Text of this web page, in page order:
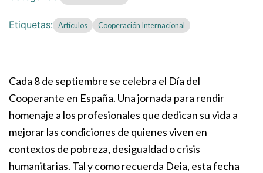
Etiquetas: Artículos Cooperación Internacional
Cada 8 de septiembre se celebra el Día del
Cooperante en España. Una jornada para rendir
homenaje a los profesionales que dedican su vida a
mejorar las condiciones de quienes viven en
contextos de pobreza, desigualdad o crisis
humanitarias. Tal y como recuerda Deia, esta fecha